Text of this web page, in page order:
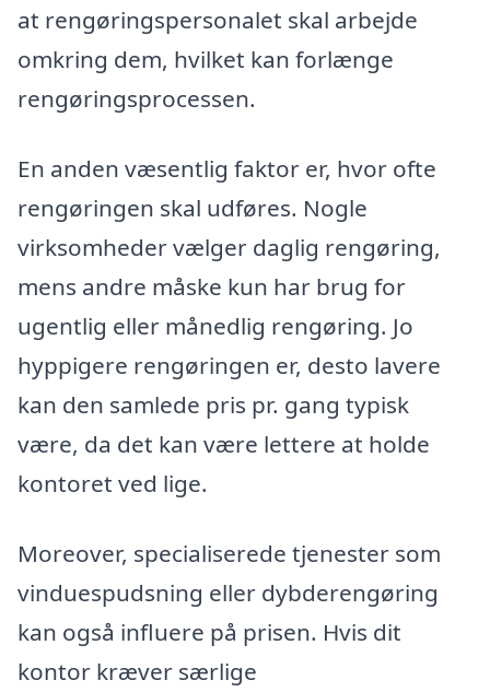
at rengøringspersonalet skal arbejde
omkring dem, hvilket kan forlænge
rengøringsprocessen.
En anden væsentlig faktor er, hvor ofte
rengøringen skal udføres. Nogle
virksomheder vælger daglig rengøring,
mens andre måske kun har brug for
ugentlig eller månedlig rengøring. Jo
hyppigere rengøringen er, desto lavere
kan den samlede pris pr. gang typisk
være, da det kan være lettere at holde
kontoret ved lige.
Moreover, specialiserede tjenester som
vinduespudsning eller dybderengøring
kan også influere på prisen. Hvis dit
kontor kræver særlige